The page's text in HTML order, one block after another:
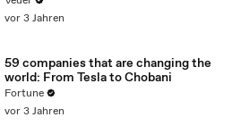
Media Platforms
vor 3 Jahren
59 companies that are changing the
world: From Tesla to Chobani
Fortune
vor 3 Jahren